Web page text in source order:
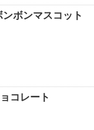
ボンマスコット
コレート